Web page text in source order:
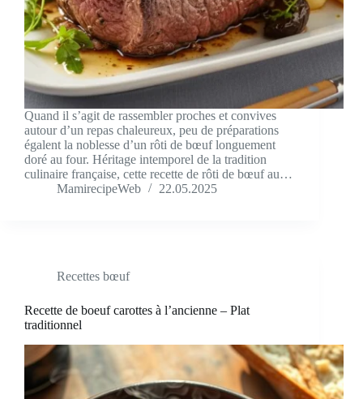
Quand il s’agit de rassembler proches et convives
autour d’un repas chaleureux, peu de préparations
égalent la noblesse d’un rôti de bœuf longuement
doré au four. Héritage intemporel de la tradition
culinaire française, cette recette de rôti de bœuf au…
MamirecipeWeb
22.05.2025
Recettes bœuf
Recette de boeuf carottes à l’ancienne – Plat
traditionnel